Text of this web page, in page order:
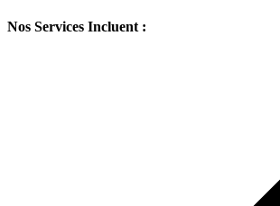
Nos Services Incluent :